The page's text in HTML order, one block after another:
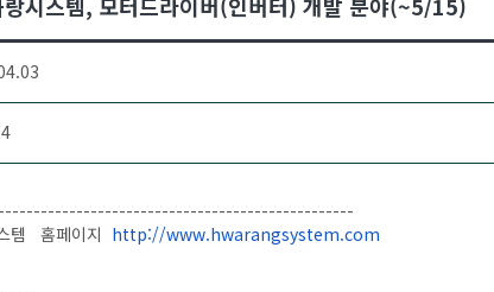
-------------------------------------
템 홈페이지 http://www.hwarangsystem.com